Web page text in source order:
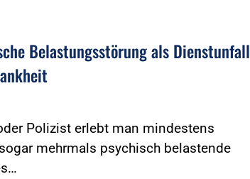
Belastungsstörung als Dienstunfall
Polizist erlebt man mindestens
mehrmals psychisch belastende